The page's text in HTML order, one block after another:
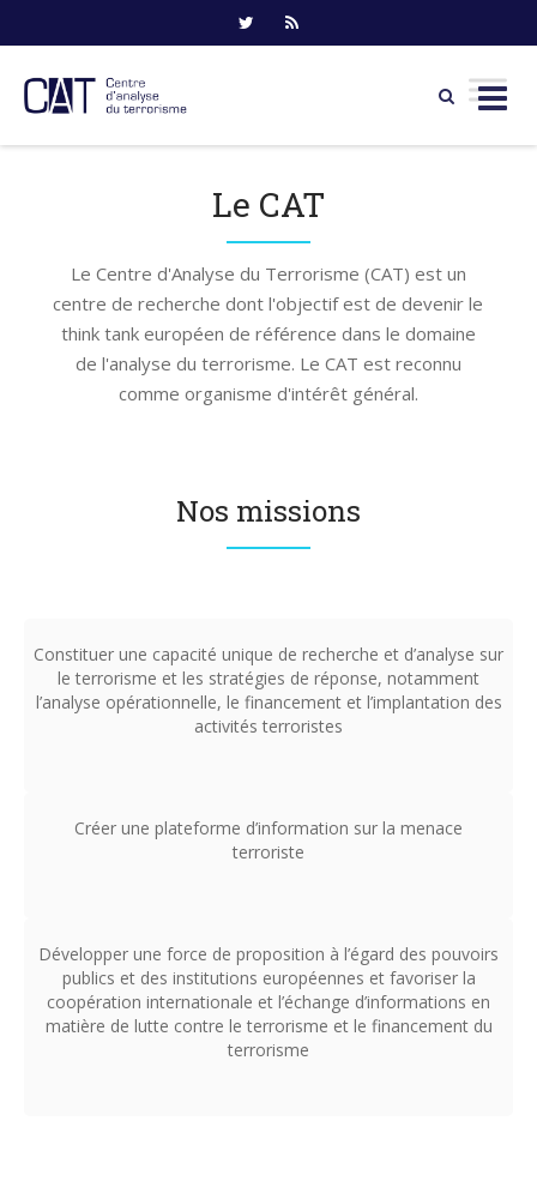
Le CAT
Le Centre d'Analyse du Terrorisme (CAT) est un
centre de recherche dont l'objectif est de devenir le
think tank européen de référence dans le domaine
de l'analyse du terrorisme. Le CAT est reconnu
comme organisme d'intérêt général.
Nos missions
Constituer une capacité unique de recherche et d’analyse sur
le terrorisme et les stratégies de réponse, notamment
l’analyse opérationnelle, le financement et l’implantation des
activités terroristes
Créer une plateforme d’information sur la menace
terroriste
Développer une force de proposition à l’égard des pouvoirs
publics et des institutions européennes et favoriser la
coopération internationale et l’échange d’informations en
matière de lutte contre le terrorisme et le financement du
terrorisme